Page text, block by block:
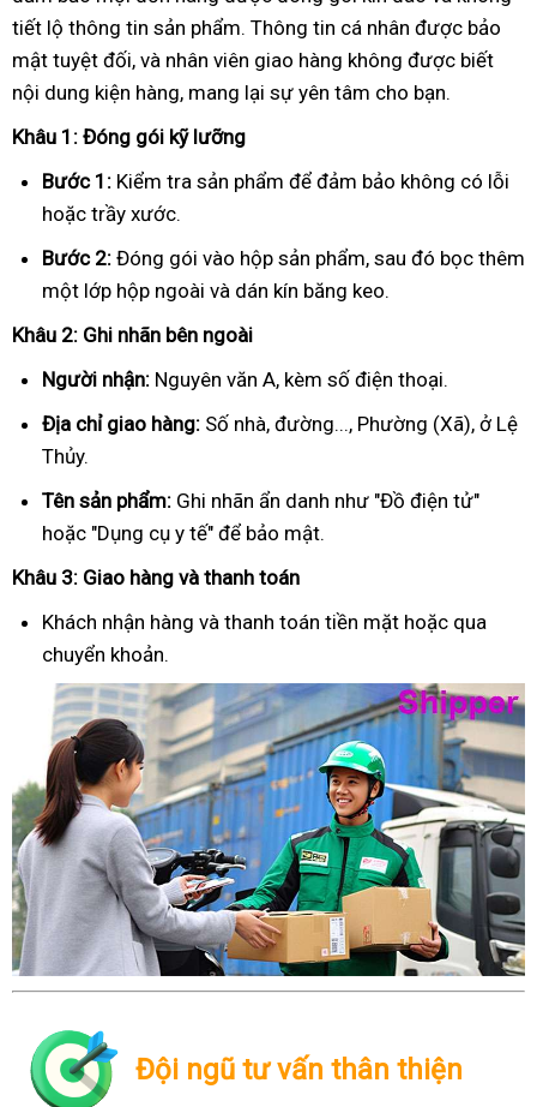
tiết lộ thông tin sản phẩm. Thông tin cá nhân được bảo
mật tuyệt đối, và nhân viên giao hàng không được biết
nội dung kiện hàng, mang lại sự yên tâm cho bạn.
Khâu 1: Đóng gói kỹ lưỡng
Bước 1: Kiểm tra sản phẩm để đảm bảo không có lỗi
hoặc trầy xước.
Bước 2: Đóng gói vào hộp sản phẩm, sau đó bọc thêm
một lớp hộp ngoài và dán kín băng keo.
Khâu 2: Ghi nhãn bên ngoài
Người nhận: Nguyên văn A, kèm số điện thoại.
Địa chỉ giao hàng: Số nhà, đường..., Phường (Xã), ở Lệ
Thủy.
Tên sản phẩm: Ghi nhãn ẩn danh như "Đồ điện tử"
hoặc "Dụng cụ y tế" để bảo mật.
Khâu 3: Giao hàng và thanh toán
Khách nhận hàng và thanh toán tiền mặt hoặc qua
chuyển khoản.
Đội ngũ tư vấn thân thiện